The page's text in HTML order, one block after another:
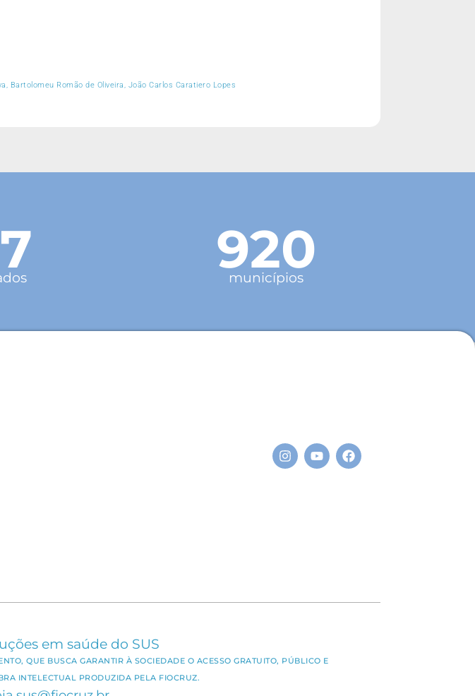
Bartolomeu Romão de Oliveira, João Carlos Caratiero Lopes
920
municípios
em saúde do SUS
QUE BUSCA GARANTIR À SOCIEDADE O ACESSO GRATUITO, PÚBLICO E
INTELECTUAL PRODUZIDA PELA FIOCRUZ.